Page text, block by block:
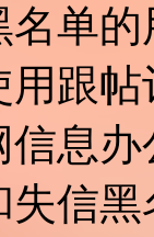
单
跟
信息
信